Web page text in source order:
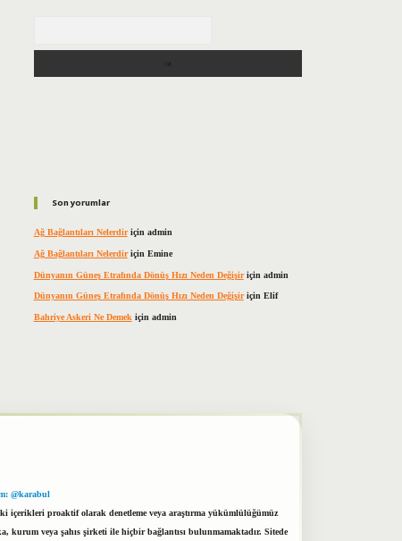
Son yorumlar
Ağ Bağlantıları Nelerdiriçin admin
Ağ Bağlantıları Nelerdiriçin Emine
Dünyanın Güneş Etrafında Dönüş Hızı Neden Değişiriçin admin
Dünyanın Güneş Etrafında Dönüş Hızı Neden Değişiriçin Elif
Bahriye Askeri Ne Demek için admin
@karabul
içerikleri proaktif olarak denetleme veya araştırma yükümlülüğümüz
veya şahıs şirketi ile hiçbir bağlantısı bulunmamaktadır. Sitede